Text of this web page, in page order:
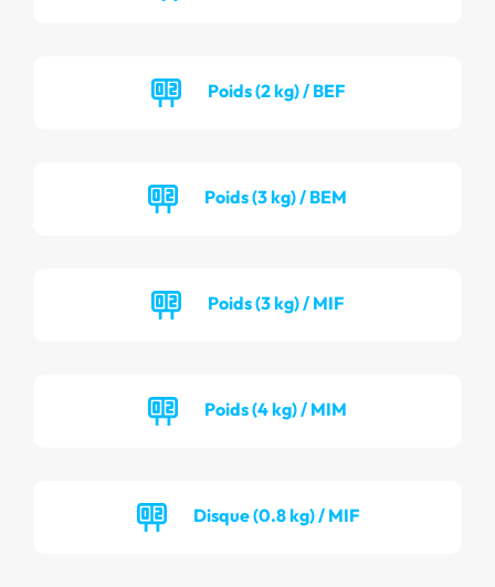
Poids (2 kg) / BEF
Poids (3 kg) / BEM
Poids (3 kg) / MIF
Poids (4 kg) / MIM
Disque (0.8 kg) / MIF